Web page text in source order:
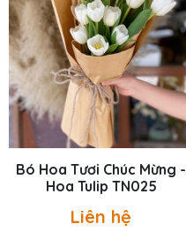
Bó Hoa Tươi Chúc Mừng -
Hoa Tulip TN025
Liên hệ